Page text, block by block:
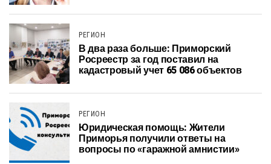
РЕГИОН
В два раза больше: Приморский
Росреестр за год поставил на
кадастровый учет 65 086 объектов
РЕГИОН
Юридическая помощь: Жители
Приморья получили ответы на
вопросы по «гаражной амнистии»